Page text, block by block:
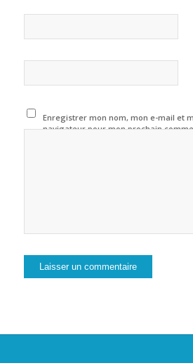
Enregistrer mon nom, mon e-mail et
navigateur pour mon prochain